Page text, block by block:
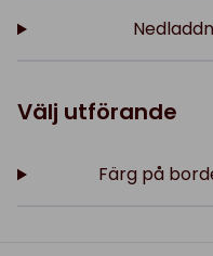
Välj utförande
Färg på